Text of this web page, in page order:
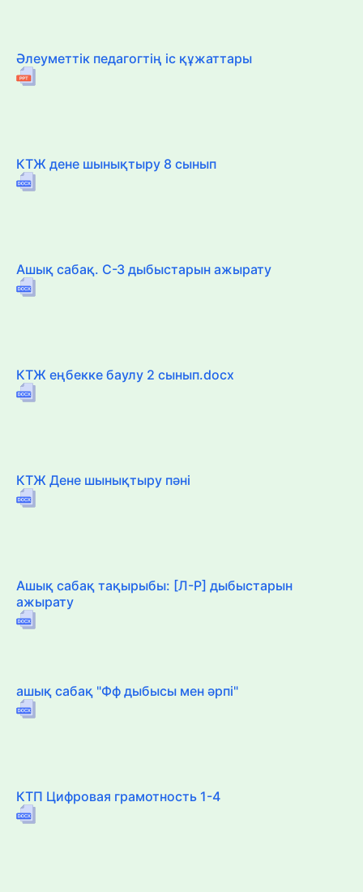
Әлеуметтік педагогтің іс құжаттары
КТЖ дене шынықтыру 8 сынып
Ашық сабақ. С-З дыбыстарын ажырату
КТЖ еңбекке баулу 2 сынып.docx
КТЖ Дене шынықтыру пәні
Ашық сабақ тақырыбы: [Л-Р] дыбыстарын
ажырату
ашық сабақ "Фф дыбысы мен әрпі"
КТП Цифровая грамотность 1-4